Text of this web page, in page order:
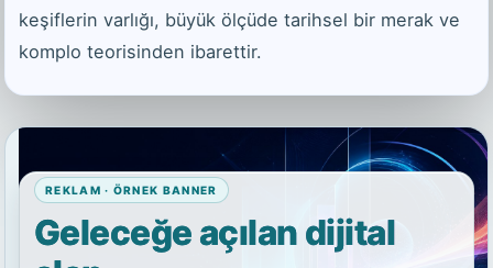
keşiflerin varlığı, büyük ölçüde tarihsel bir merak ve
komplo teorisinden ibarettir.
REKLAM · ÖRNEK BANNER
Geleceğe açılan dijital